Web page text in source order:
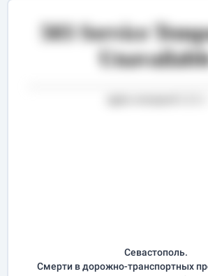
Севастополь.
Смерти в дорожно-транспортных